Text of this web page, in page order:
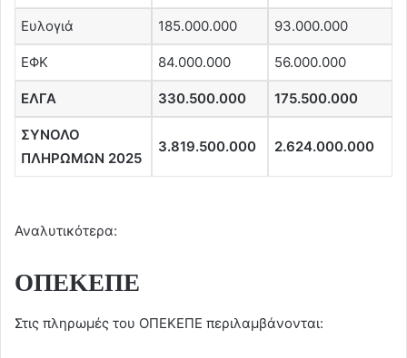
Ευλογιά 185.000.000 93.000.000
ΕΦΚ 84.000.000 56.000.000
ΕΛΓΑ 330.500.000 175.500.000
ΣΥΝΟΛΟ
ΠΛΗΡΩΜΩΝ 2025
3.819.500.000 2.624.000.000
Αναλυτικότερα:
ΟΠΕΚΕΠΕ
Στις πληρωμές του ΟΠΕΚΕΠΕ περιλαμβάνονται: